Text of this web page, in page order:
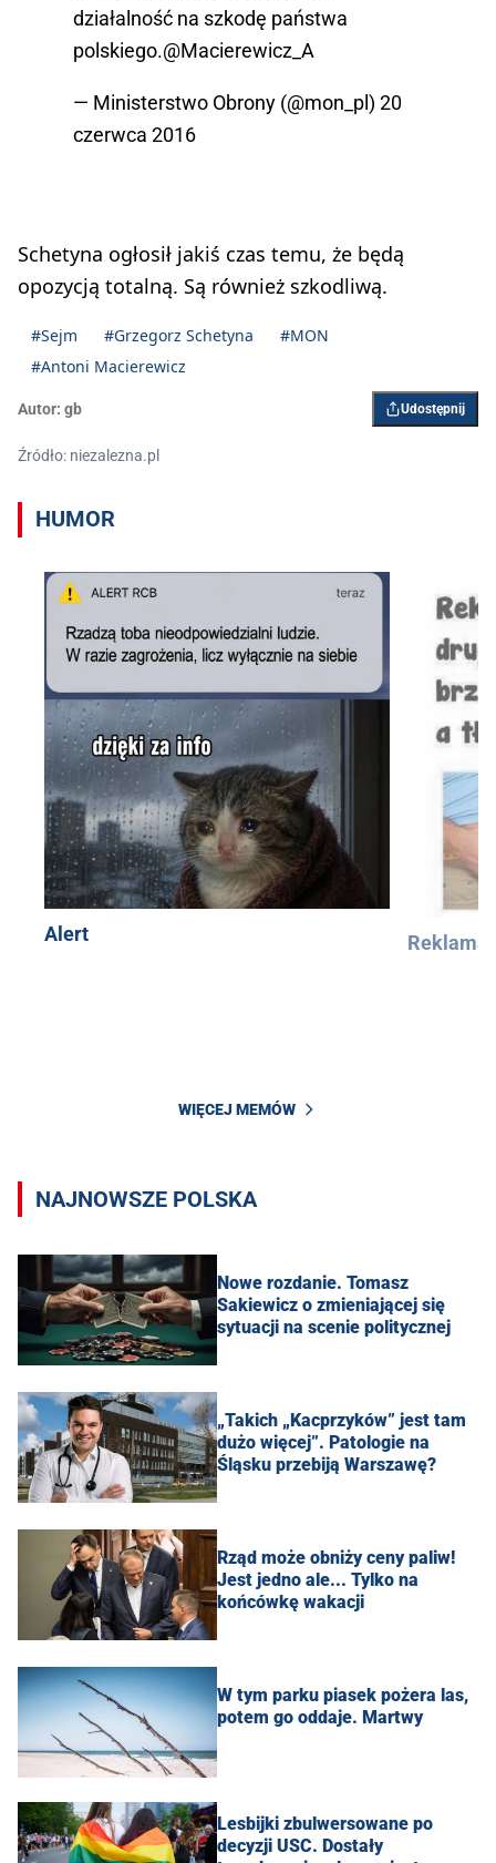
działalność na szkodę państwa
polskiego.@Macierewicz_A
— Ministerstwo Obrony (@mon_pl) 20
czerwca 2016
Schetyna ogłosił jakiś czas temu, że będą
opozycją totalną. Są również szkodliwą.
#Sejm #Grzegorz Schetyna
#MON
#Antoni Macierewicz
Autor: gb Udostępnij
Źródło: niezalezna.pl
HUMOR
Alert Reklama
WIĘCEJ MEMÓW
NAJNOWSZE POLSKA
Nowe rozdanie. Tomasz
Sakiewicz o zmieniającej się
sytuacji na scenie politycznej
„Takich „Kacprzyków” jest tam
dużo więcej”. Patologie na
Śląsku przebiją Warszawę?
Rząd może obniży ceny paliw!
Jest jedno ale... Tylko na
końcówkę wakacji
W tym parku piasek pożera las,
potem go oddaje. Martwy
Lesbijki zbulwersowane po
decyzji USC. Dostały